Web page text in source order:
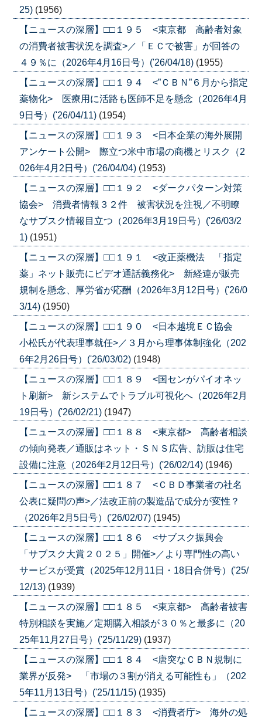
25) (1956)
【ニュースの深層】□□１９５ <東京都 高齢者対象
の消費者被害状況を調査>／「ＥＣで被害」が回答の
４９％に（2026年4月16日号）('26/04/18) (1955)
【ニュースの深層】□□１９４ <”ＣＢＮ”６月から指定
薬物化> 医療用に活路も医師不足を懸念（2026年4月
9日号）('26/04/11) (1954)
【ニュースの深層】□□１９３ <日本企業の海外展開
アンケート公開> 際立つ米中市場の商機とリスク（2
026年4月2日号）('26/04/04) (1953)
【ニュースの深層】□□１９２ <ダークパターン対策
協会> 消費者情報３２件 被害状況を注視／不明瞭
なサブスク情報目立つ（2026年3月19日号）('26/03/2
1) (1951)
【ニュースの深層】□□１９１ <改正薬機法 「指定
薬」ネット販売にビデオ通話義務化> 新経連が販売
規制を懸念、厚労省が応酬（2026年3月12日号）('26/0
3/14) (1950)
【ニュースの深層】□□１９０ <日本越境ＥＣ協会
小松氏が代表理事就任>／３月から理事体制強化（202
6年2月26日号）('26/03/02) (1948)
【ニュースの深層】□□１８９ <国センがパイオネッ
ト刷新> 新システムでトラブル可視化へ（2026年2月
19日号）('26/02/21) (1947)
【ニュースの深層】□□１８８ <東京都> 高齢者相談
の傾向発表／通販はネット・ＳＮＳ広告、訪販は住宅
設備に注意（2026年2月12日号）('26/02/14) (1946)
【ニュースの深層】□□１８７ <ＣＢＤ事業者の社名
公表に疑問の声>／法改正前の製造品で成分が変性？
（2026年2月5日号）('26/02/07) (1945)
【ニュースの深層】□□１８６ <サブスク振興会
「サブスク大賞２０２５」開催>／より専門性の高い
サービスが受賞（2025年12月11日・18日合併号）('25/
12/13) (1939)
【ニュースの深層】□□１８５ <東京都> 高齢者被害
特別相談を実施／定期購入相談が３０％と最多に（20
25年11月27日号）('25/11/29) (1937)
【ニュースの深層】□□１８４ <唐突なＣＢＮ規制に
業界が反発> 「市場の３割が消える可能性も」（202
5年11月13日号）('25/11/15) (1935)
【ニュースの深層】□□１８３ <消費者庁> 海外の処